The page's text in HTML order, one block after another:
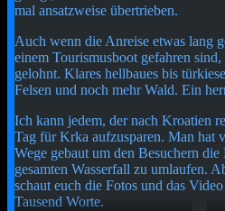
mal ansatzweise übertrieben.
Auch wenn die Anreise etwas lang
einem Tourismusboot gefahren sind,
gelohnt. Klares hellbaues bis
Felsen und noch mehr Wald. Ein
Ich kann jedem, der nach Kroatien
Tag für Krka aufzusparen. Man hat
Wege gebaut um den Besuchern
gesamten Wasserfall zu umlaufen.
schaut euch die Fotos und das
Tausend Worte.